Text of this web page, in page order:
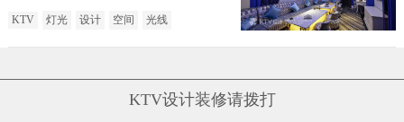
修的那时候，人们应当留意有效的运用灯
光设计，来注重空间，更佳的突出KTV的
KTV 灯光 设计 空间 光线
KTV设计装修请拨打